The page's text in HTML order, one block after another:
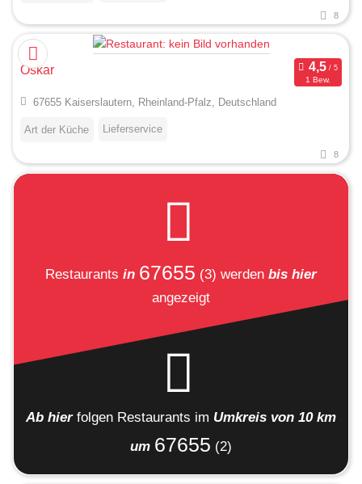
8
Oskar
1 Bew.
67655 Kaiserslautern, Rheinland-Pfalz, Deutschland
Art der Küche Lieferservice
8
Restaurants in 67655 (3) werden bis hier
angezeigt
Ab hier folgen Restaurants im Umkreis von 10 km
um 67655 (2)